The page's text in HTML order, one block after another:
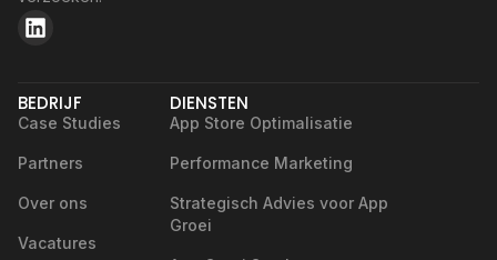
BEDRIJF
Case Studies
Partners
Over ons
Vacatures
DIENSTEN
App Store Optimalisatie
Performance Marketing
Strategisch Advies voor App
Groei